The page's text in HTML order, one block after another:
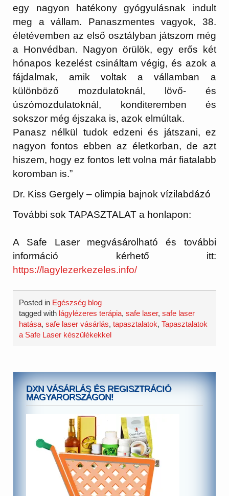
egy nagyon hatékony gyógyulásnak indult
meg a vállam. Panaszmentes vagyok, 38.
életévemben az első osztályban játszom még
a Honvédban. Nagyon örülök, egy erős két
hónapos kezelést csináltam végig, és azok a
fájdalmak, amik voltak a vállamban a
különböző mozdulatoknál, lövő- és
úszómozdulatoknál, konditeremben és
sokszor még éjszaka is, azok elmúltak.
Panasz nélkül tudok edzeni és játszani, ez
nagyon fontos ebben az életkorban, de azt
hiszem, hogy ez fontos lett volna már fiatalabb
koromban is.”
Dr. Kiss Gergely – olimpia bajnok vízilabdázó
További sok TAPASZTALAT a honlapon:
A Safe Laser megvásárolható és további
információ kérhető itt:
https://lagylezerkezeles.info/
Posted in Egészség blog
tagged with lágylézeres terápia,safe laser,safe laser
hatása,safe laser vásárlás,tapasztalatok,Tapasztalatok
a Safe Laser készülékekkel
DXN VÁSÁRLÁS ÉS REGISZTRÁCIÓ
MAGYARORSZÁGON!